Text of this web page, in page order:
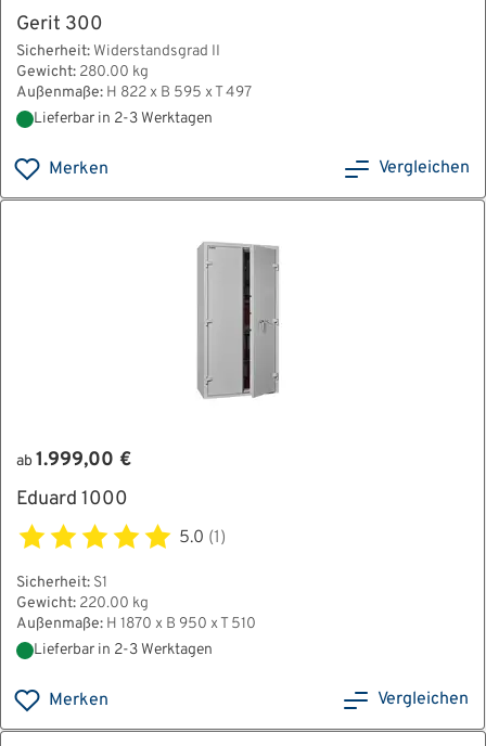
Gerit 300
Sicherheit: Widerstandsgrad II
Gewicht: 280.00 kg
Außenmaße: H 822 x B 595 x T 497
Lieferbar in 2-3 Werktagen
Merken Vergleichen
ab 1.999,00 €
Eduard 1000
5.0 (1)
Sicherheit: S1
Gewicht: 220.00 kg
Außenmaße: H 1870 x B 950 x T 510
Lieferbar in 2-3 Werktagen
Merken Vergleichen